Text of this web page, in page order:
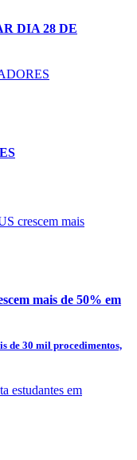
DIA 28 DE
mais de 50% em
de 30 mil procedimentos,